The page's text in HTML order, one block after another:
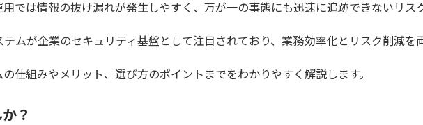
では情報の抜け漏れが発生しやすく、万が一の事態にも迅速に追跡できないリス
ムが企業のセキュリティ基盤として注目されており、業務効率化とリスク削減を
仕組みやメリット、選び方のポイントまでをわかりやすく解説します。
？